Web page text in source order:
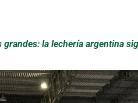
la lechería argentina